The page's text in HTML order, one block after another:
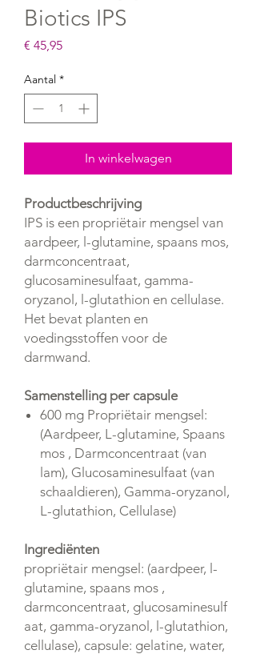
Biotics IPS
€ 45,95Prijs
Aantal *
In winkelwagen
Productbeschrijving
IPS is een propriëtair mengsel van
aardpeer, l-glutamine, spaans mos,
darmconcentraat,
glucosaminesulfaat, gamma-
oryzanol, l-glutathion en cellulase.
Het bevat planten en
voedingsstoffen voor de
darmwand.
Samenstelling per capsule
600 mg Propriëtair mengsel:
(Aardpeer, L-glutamine, Spaans
mos , Darmconcentraat (van
lam), Glucosaminesulfaat (van
schaaldieren), Gamma-oryzanol,
L-glutathion, Cellulase)
Ingrediënten
propriëtair mengsel: (aardpeer, l-
glutamine, spaans mos ,
darmconcentraat, glucosaminesulf
aat, gamma-oryzanol, l-glutathion,
cellulase), capsule: gelatine, water,